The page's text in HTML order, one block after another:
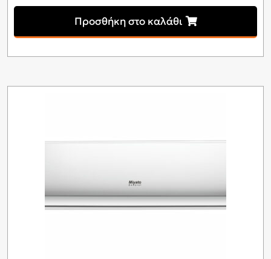
Προσθήκη στο καλάθι